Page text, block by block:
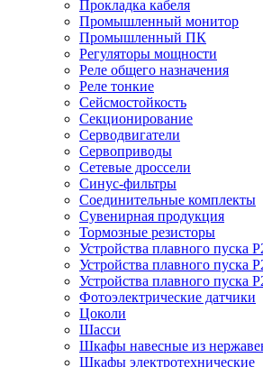
Прокладка кабеля
Промышленный монитор
Промышленный ПК
Регуляторы мощности
Реле общего назначения
Реле тонкие
Сейсмостойкость
Секционирование
Серводвигатели
Сервоприводы
Сетевые дроссели
Синус-фильтры
Соединительные комплекты
Сувенирная продукция
Тормозные резисторы
Устройства плавного пуска
Устройства плавного пуска
Устройства плавного пуска
Фотоэлектрические датчики
Цоколи
Шасси
Шкафы навесные из
Шкафы электротехнические